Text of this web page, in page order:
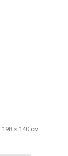
198 × 140 см